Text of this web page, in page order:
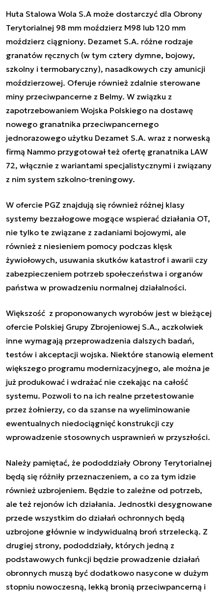
Huta Stalowa Wola S.A może dostarczyć dla Obrony
Terytorialnej 98 mm moździerz M98 lub 120 mm
moździerz ciągniony. Dezamet S.A. różne rodzaje
granatów ręcznych (w tym cztery dymne, bojowy,
szkolny i termobaryczny), nasadkowych czy amunicji
moździerzowej. Oferuje również zdalnie sterowane
miny przeciwpancerne z Belmy. W związku z
zapotrzebowaniem Wojska Polskiego na dostawę
nowego granatnika przeciwpancernego
jednorazowego użytku Dezamet S.A. wraz z norweską
firmą Nammo przygotował też ofertę granatnika LAW
72, włącznie z wariantami specjalistycznymi i związany
z nim system szkolno-treningowy.
W ofercie PGZ znajdują się również różnej klasy
systemy bezzałogowe mogące wspierać działania OT,
nie tylko te związane z zadaniami bojowymi, ale
również z niesieniem pomocy podczas klęsk
żywiołowych, usuwania skutków katastrof i awarii czy
zabezpieczeniem potrzeb społeczeństwa i organów
państwa w prowadzeniu normalnej działalności.
Większość z proponowanych wyrobów jest w bieżącej
ofercie Polskiej Grupy Zbrojeniowej S.A., aczkolwiek
inne wymagają przeprowadzenia dalszych badań,
testów i akceptacji wojska. Niektóre stanowią element
większego programu modernizacyjnego, ale można je
już produkować i wdrażać nie czekając na całość
systemu. Pozwoli to na ich realne przetestowanie
przez żołnierzy, co da szanse na wyeliminowanie
ewentualnych niedociągnięć konstrukcji czy
wprowadzenie stosownych usprawnień w przyszłości.
Należy pamiętać, że pododdziały Obrony Terytorialnej
będą się różniły przeznaczeniem, a co za tym idzie
również uzbrojeniem. Będzie to zależne od potrzeb,
ale też rejonów ich działania. Jednostki desygnowane
przede wszystkim do działań ochronnych będą
uzbrojone głównie w indywidualną broń strzelecką. Z
drugiej strony, pododdziały, których jedną z
podstawowych funkcji będzie prowadzenie działań
obronnych muszą być dodatkowo nasycone w dużym
stopniu nowoczesną, lekką bronią przeciwpancerną i